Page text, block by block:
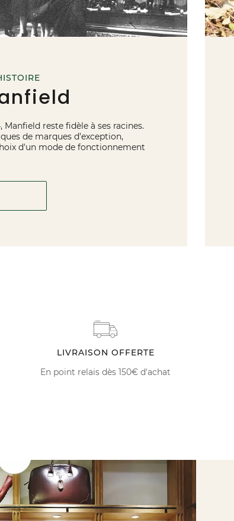
reste fidèle à ses racines.
de marques d’exception,
d'un mode de fonctionnement
LIVRAISON OFFERTE
En point relais dès 150€ d'achat